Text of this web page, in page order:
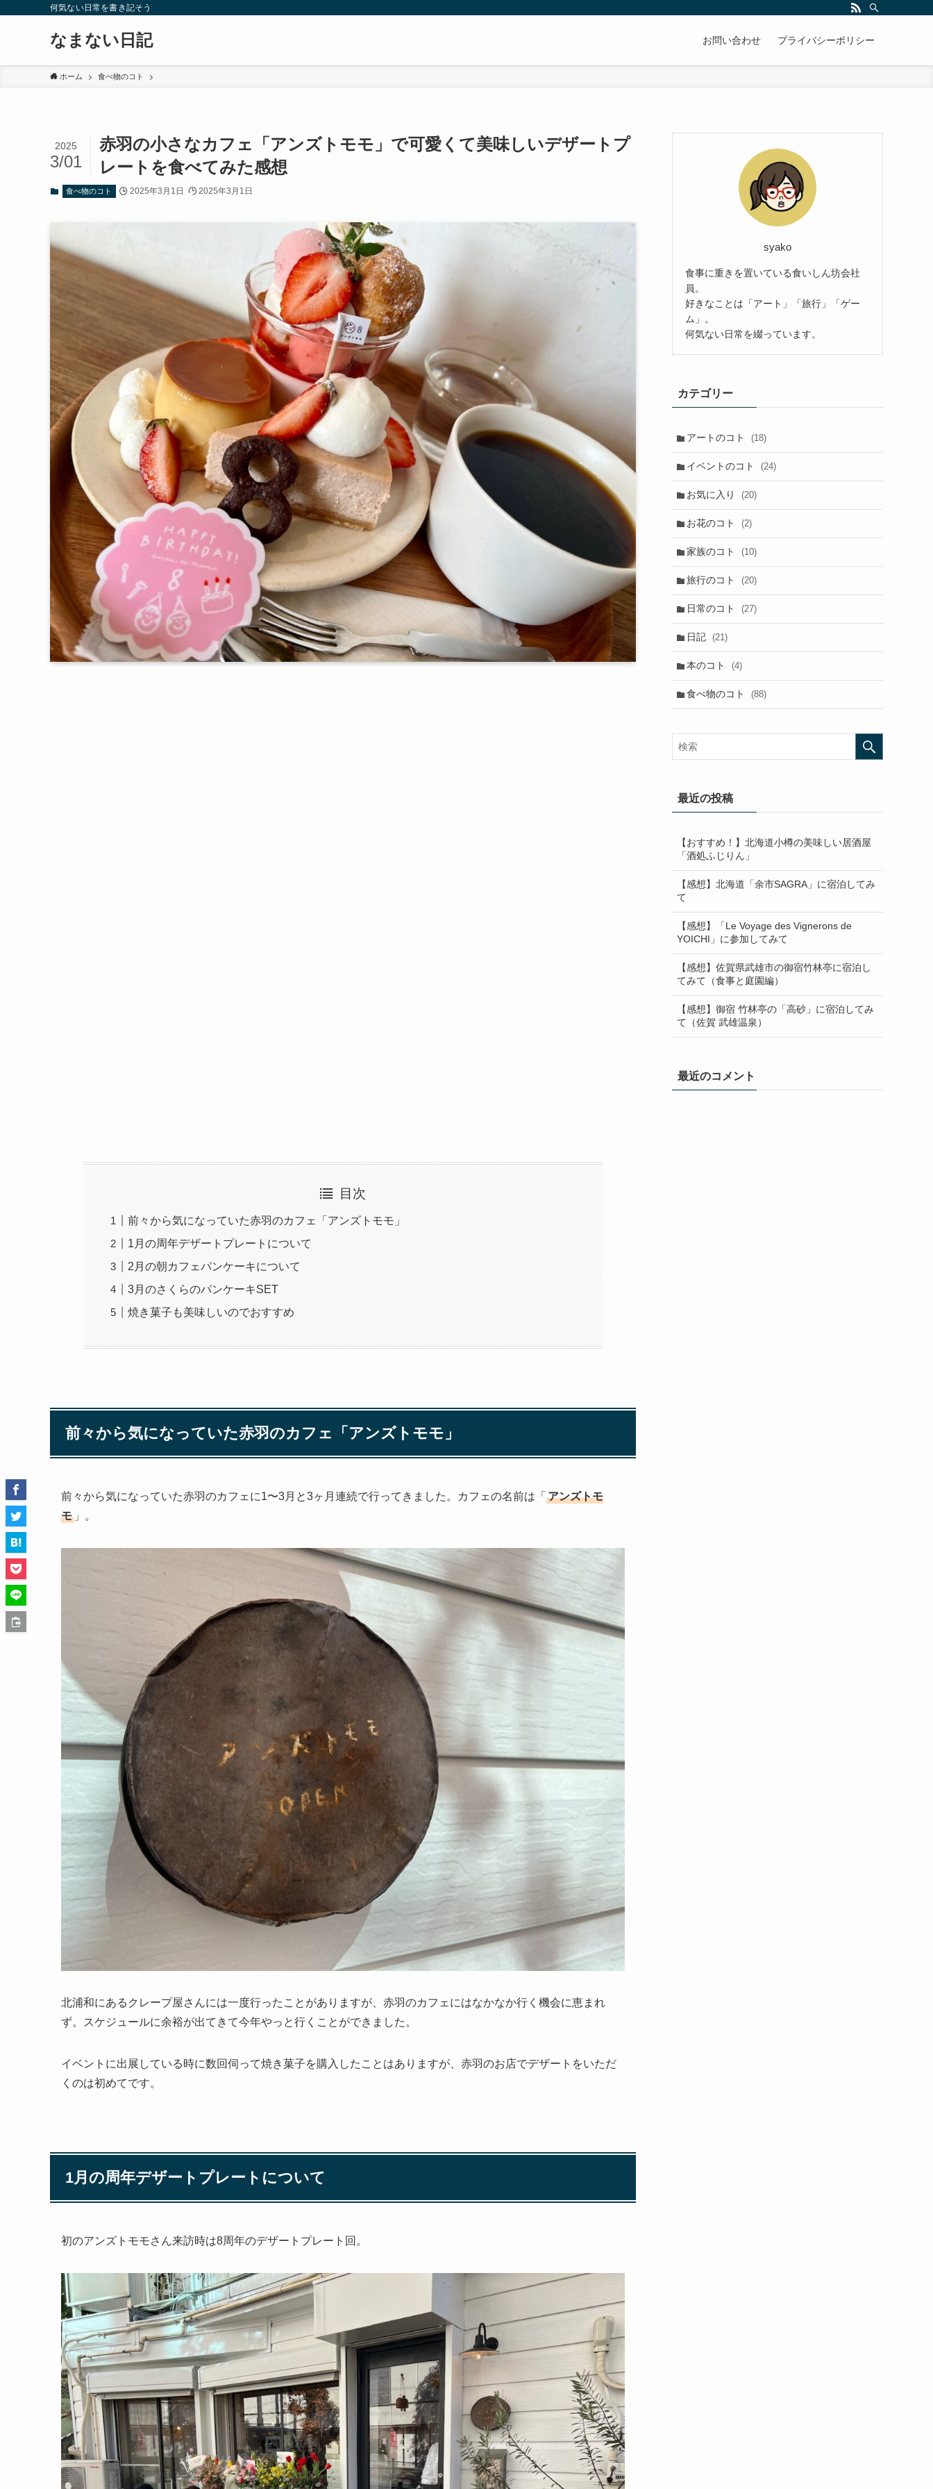
何気ない日常を書き記そう
なまない日記 お問い合わせ プライバシーポリシー
ホーム 食べ物のコト
赤羽の小さなカフェ「アンズトモモ」で可愛くて美味しいデザートプ
レートを食べてみた感想
2025
3/01
食べ物のコト 2025年3月1日 2025年3月1日
目次
前々から気になっていた赤羽のカフェ「アンズトモモ」
1月の周年デザートプレートについて
2月の朝カフェパンケーキについて
3月のさくらのパンケーキSET
焼き菓子も美味しいのでおすすめ
前々から気になっていた赤羽のカフェ「アンズトモモ」
前々から気になっていた赤羽のカフェに1〜3月と3ヶ月連続で行ってきました。カフェの名前は「 アンズトモ
モ 」。
北浦和にあるクレープ屋さんには一度行ったことがありますが、赤羽のカフェにはなかなか行く機会に恵まれ
ず。スケジュールに余裕が出てきて今年やっと行くことができました。
イベントに出展している時に数回伺って焼き菓子を購入したことはありますが、赤羽のお店でデザートをいただ
くのは初めてです。
1月の周年デザートプレートについて
初のアンズトモモさん来訪時は8周年のデザートプレート回。
syako
食事に重きを置いている食いしん坊会社
員。
好きなことは「アート」「旅行」「ゲー
ム」。
何気ない日常を綴っています。
カテゴリー
アートのコト (18)
イベントのコト (24)
お気に入り (20)
お花のコト (2)
家族のコト (10)
旅行のコト (20)
日常のコト (27)
日記 (21)
本のコト (4)
食べ物のコト (88)
最近の投稿
【おすすめ！】北海道小樽の美味しい居酒屋
「酒処ふじりん」
【感想】北海道「余市SAGRA」に宿泊してみ
て
【感想】「Le Voyage des Vignerons de
YOICHI」に参加してみて
【感想】佐賀県武雄市の御宿竹林亭に宿泊し
てみて（食事と庭園編）
【感想】御宿 竹林亭の「高砂」に宿泊してみ
て（佐賀 武雄温泉）
最近のコメント